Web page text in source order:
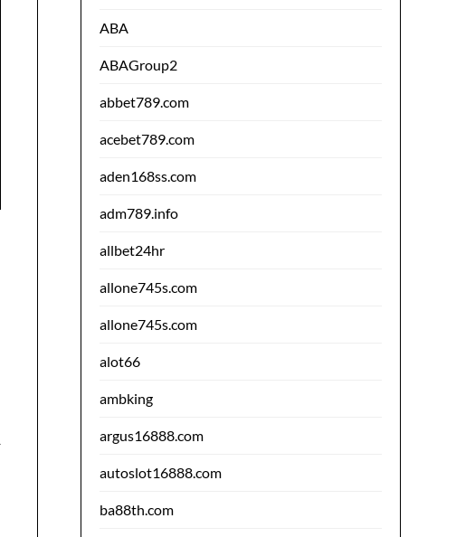
ABA
ABAGroup2
abbet789.com
acebet789.com
aden168ss.com
adm789.info
allbet24hr
allone745s.com
allone745s.com
alot66
ambking
argus16888.com
autoslot16888.com
ba88th.com